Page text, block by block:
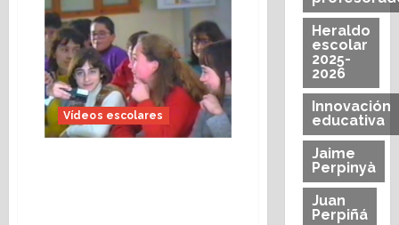
Vídeo
escolar:
reportaje
“Un
cuento
de
Navidad
en
el
colegio
de
Alcorisa”
Vídeos escolares
Heraldo
escolar
2025-
2026
Innovación
educativa
Jaime
Perpinyà
Juan
Perpiñá